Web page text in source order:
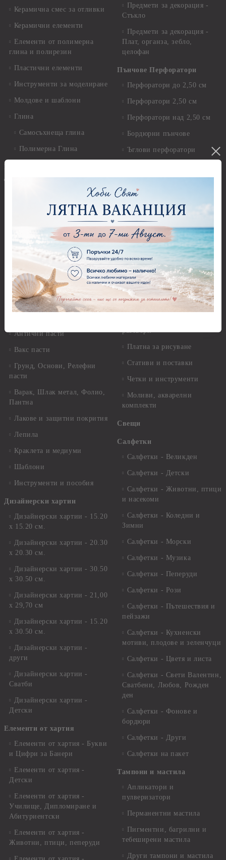
Керамична смес за отливки
Керамични елементи
Елементи от полимерна
глина и полирезин
Пластични елементи
Инструменти за моделиране
Молдове и шаблони
Глина
Самосъхнеща глина
Полимерна Глина
Приложни техники и
Декупаж
Оризова декупажна
Оризова декупажна хартия
А4 - Itd. Collection - 25-30
Фина оризова декупажна
хартия Stamperia - 21 х
29.см. - 28гр.
Антични пасти
Вакс пасти
Грунд, Основи, Релефни
пасти
Варак, Шлак метал, Фолио,
Пантна
Лакове и защитни покрития
Лепила
Краклета и медиуми
Шаблони
Инструменти и пособия
Дизайнерски хартии
Дизайнерски хартии - 15.20
х 15.20 см.
Дизайнерски хартии - 20.30
х 20.30 см.
Дизайнерски хартии - 30.50
х 30.50 см.
Дизайнерски хартии - 21,00
х 29,70 см
Дизайнерски хартии - 15.20
x 30.50 см.
Дизайнерски хартии -
други
Дизайнерски хартии -
Сватби
Дизайнерски хартии -
Детски
Елементи от хартия
Елементи от хартия - Букви
и Цифри за Банери
Елементи от хартия -
Детски
Елементи от хартия -
Училище, Дипломиране и
Абитуриентски
Елементи от хартия -
Животни, птици, пеперуди
Предмети за декорация -
Стъкло
Предмети за декорация -
Плат, органза, зебло,
целофан
Пънчове Перфоратори
Перфоратори до 2,50 см
Перфоратори 2,50 см
Перфоратори над 2,50 см
Бордюрни пънчове
Ъглови перфоратори
Фигури - кръгове, овали
Перфоратори - Сърца и
Перфоратори - Цветя, листа
и клонки
Перфоратори - Детски
Перфоратори - Животни
Перфоратори - Коледни и
Рисуване
разтвори
Платна за рисуване
Стативи и поставки
Четки и инструменти
Моливи, акварелни
комплекти
Свещи
Салфетки
Салфетки - Великден
Салфетки - Детски
Салфетки - Животни, птици
и насекоми
Салфетки - Коледни и
Зимни
Салфетки - Морски
Салфетки - Музика
Салфетки - Пеперуди
Салфетки - Рози
Салфетки - Пътешествия и
пейзажи
Салфетки - Кухненски
мотиви, плодове и зеленчуци
Салфетки - Цветя и листа
Салфетки - Свети Валентин,
Сватбени, Любов, Рожден
ден
Салфетки - Фонове и
бордюри
Салфетки - Други
Салфетки на пакет
Тампони и мастила
Апликатори и
пулверизатори
Перманентни мастила
Пигментни, багрилни и
тебеширени мастила
Други тампони и мастила